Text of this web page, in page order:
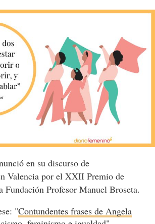
en su discurso de
Valencia por el XXII Premio de
Fundación Profesor Manuel Broseta.
"Contundentes frases de Angela